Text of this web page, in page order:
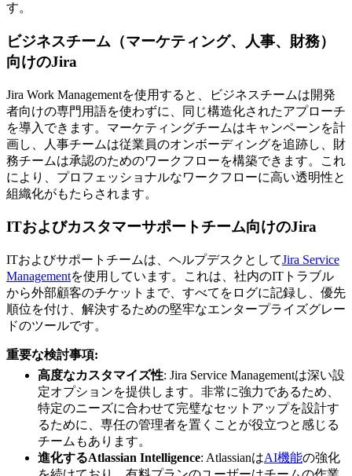
す。
ビジネスチーム（マーケティング、人事、財務）
向けのJira
Jira Work Managementを使用すると、ビジネスチームは開発
者向けの専門用語を使わずに、同じ構造化されたアプローチ
を導入できます。マーケティングチームはキャンペーンを計
画し、人事チームは従業員のオンボーディングを追跡し、財
務チームは承認のためのワークフローを構築できます。これ
により、プロフェッショナルなワークフローに高い透明性と
組織化がもたらされます。
ITおよびカスタマーサポートチーム向けのJira
ITおよびサポートチームは、ヘルプデスクとしてJira Service
Managementを使用しています。これは、社内のITトラブル
から外部顧客のチケットまで、すべてをログに記録し、優先
順位を付け、解決するための堅牢なエンタープライズグレー
ドのツールです。
重要な検討事項:
高度なカスタマイズ性: Jira Service Managementは深い設
定オプションを提供します。非常に強力であるため、
特定のニーズに合わせて完璧なセットアップを設計す
るために、専任の管理者を置くことが役立つと感じる
チームもあります。
進化するAtlassian Intelligence: AtlassianはAI機能の強化